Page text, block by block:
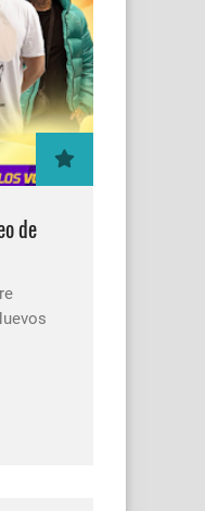
de